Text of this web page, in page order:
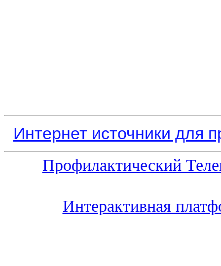
Интернет источники для
Профилактический
Интерактивная